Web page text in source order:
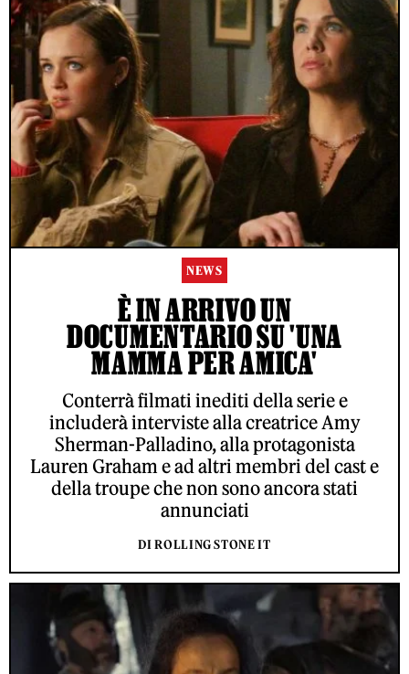
NEWS
È IN ARRIVO UN
DOCUMENTARIO SU 'UNA
MAMMA PER AMICA'
Conterrà filmati inediti della serie e
includerà interviste alla creatrice Amy
Sherman-Palladino, alla protagonista
Lauren Graham e ad altri membri del cast e
della troupe che non sono ancora stati
annunciati
DI ROLLING STONE IT